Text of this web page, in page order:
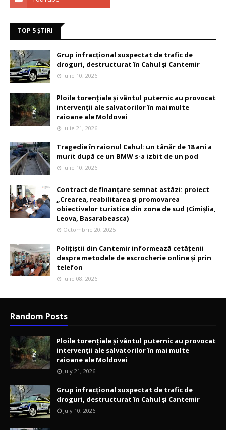
TOP 5 ȘTIRI
Grup infracțional suspectat de trafic de
droguri, destructurat în Cahul și Cantemir
Iulie 10, 2026
Ploile torențiale și vântul puternic au provocat
intervenții ale salvatorilor în mai multe
raioane ale Moldovei
Iulie 21, 2026
Tragedie în raionul Cahul: un tânăr de 18 ani a
murit după ce un BMW s-a izbit de un pod
Iulie 10, 2026
Contract de finanțare semnat astăzi: proiect
„Crearea, reabilitarea și promovarea
obiectivelor turistice din zona de sud (Cimișlia,
Leova, Basarabeasca)
Octombrie 20, 2025
Polițiștii din Cantemir informează cetățenii
despre metodele de escrocherie online și prin
telefon
Iulie 08, 2026
Random Posts
Ploile torențiale și vântul puternic au provocat
intervenții ale salvatorilor în mai multe
raioane ale Moldovei
July 21, 2026
Grup infracțional suspectat de trafic de
droguri, destructurat în Cahul și Cantemir
July 10, 2026